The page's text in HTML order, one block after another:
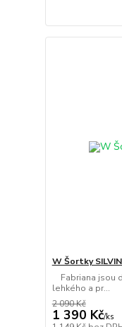
W Šortky
Fabriana jsou
lehkého a pr...
2 090 Kč
1 390 Kč/ks